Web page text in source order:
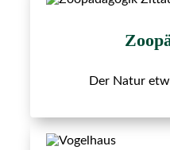
Der Natur